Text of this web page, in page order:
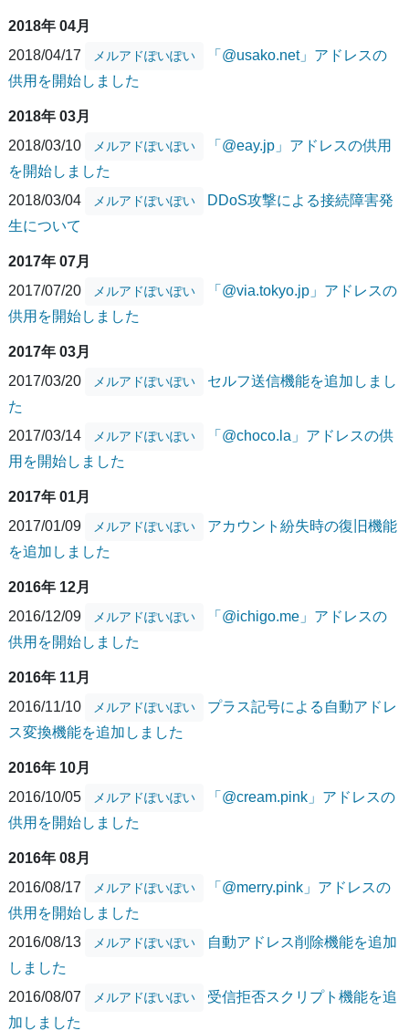
2018年 04月
2018/04/17
メルアドぽいぽい
「@usako.net」アドレスの
供用を開始しました
2018年 03月
2018/03/10
メルアドぽいぽい
「@eay.jp」アドレスの供用
を開始しました
2018/03/04
メルアドぽいぽい
DDoS攻撃による接続障害発
生について
2017年 07月
2017/07/20
メルアドぽいぽい
「@via.tokyo.jp」アドレスの
供用を開始しました
2017年 03月
2017/03/20
メルアドぽいぽい
セルフ送信機能を追加しまし
た
2017/03/14
メルアドぽいぽい
「@choco.la」アドレスの供
用を開始しました
2017年 01月
2017/01/09
メルアドぽいぽい
アカウント紛失時の復旧機能
を追加しました
2016年 12月
2016/12/09
メルアドぽいぽい
「@ichigo.me」アドレスの
供用を開始しました
2016年 11月
2016/11/10
メルアドぽいぽい
プラス記号による自動アドレ
ス変換機能を追加しました
2016年 10月
2016/10/05
メルアドぽいぽい
「@cream.pink」アドレスの
供用を開始しました
2016年 08月
2016/08/17
メルアドぽいぽい
「@merry.pink」アドレスの
供用を開始しました
2016/08/13
メルアドぽいぽい
自動アドレス削除機能を追加
しました
2016/08/07
メルアドぽいぽい
受信拒否スクリプト機能を追
加しました